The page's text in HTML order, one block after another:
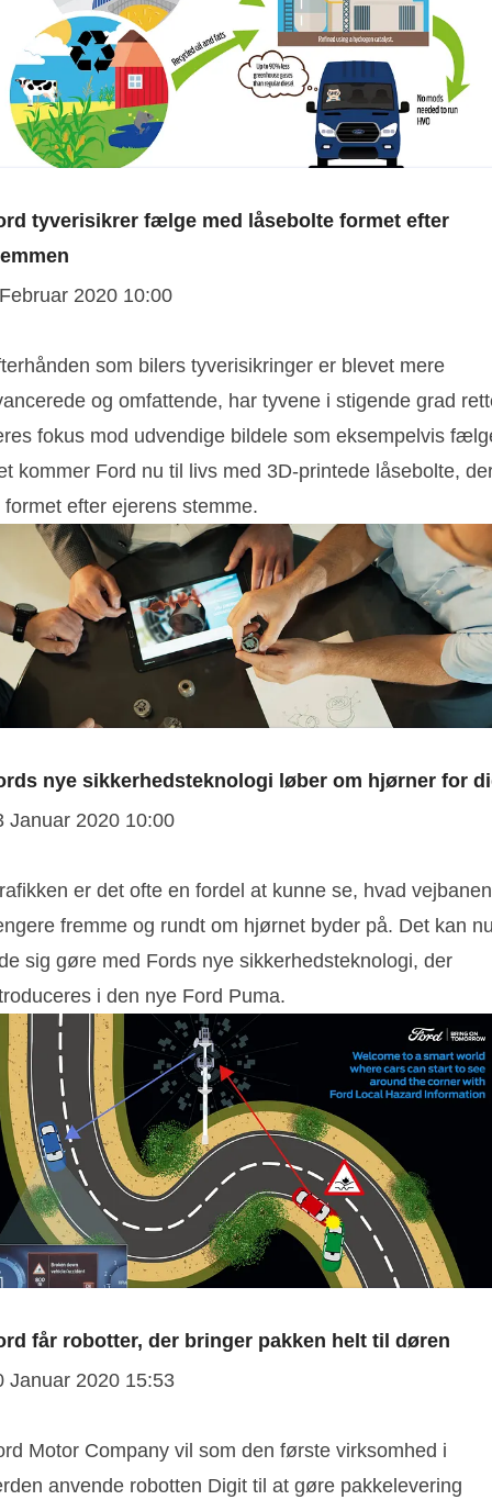
tyverisikrer fælge med låsebolte formet efter
2020 10:00
som bilers tyverisikringer er blevet mere
og omfattende, har tyvene i stigende grad
fokus mod udvendige bildele som eksempelvis
kommer Ford nu til livs med 3D-printede låsebolte,
formet efter ejerens stemme.
nye sikkerhedsteknologi løber om hjørner for
Januar 2020 10:00
er det ofte en fordel at kunne se, hvad vejbanen
fremme og rundt om hjørnet byder på. Det kan
sig gøre med Fords nye sikkerhedsteknologi, der
i den nye Ford Puma.
får robotter, der bringer pakken helt til døren
Januar 2020 15:53
Motor Company vil som den første virksomhed i
anvende robotten Digit til at gøre pakkelevering